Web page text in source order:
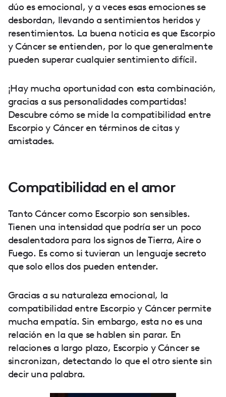
dúo es emocional, y a veces esas emociones se
desbordan, llevando a sentimientos heridos y
resentimientos. La buena noticia es que Escorpio
y Cáncer se entienden, por lo que generalmente
pueden superar cualquier sentimiento difícil.
¡Hay mucha oportunidad con esta combinación,
gracias a sus personalidades compartidas!
Descubre cómo se mide la compatibilidad entre
Escorpio y Cáncer en términos de citas y
amistades.
Compatibilidad en el amor
Tanto Cáncer como Escorpio son sensibles.
Tienen una intensidad que podría ser un poco
desalentadora para los signos de Tierra, Aire o
Fuego. Es como si tuvieran un lenguaje secreto
que solo ellos dos pueden entender.
Gracias a su naturaleza emocional, la
compatibilidad entre Escorpio y Cáncer permite
mucha empatía. Sin embargo, esta no es una
relación en la que se hablen sin parar. En
relaciones a largo plazo, Escorpio y Cáncer se
sincronizan, detectando lo que el otro siente sin
decir una palabra.